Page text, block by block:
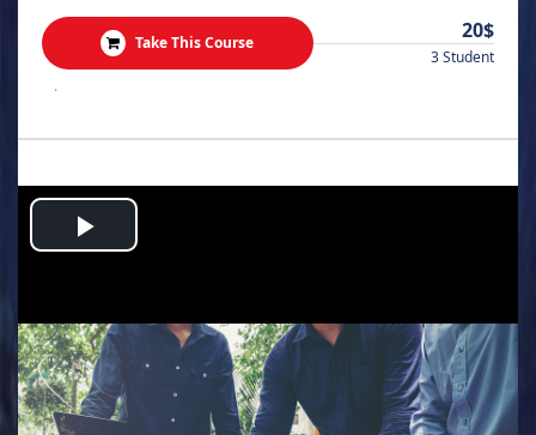
Take This Course 20$
3 Student
.
Play